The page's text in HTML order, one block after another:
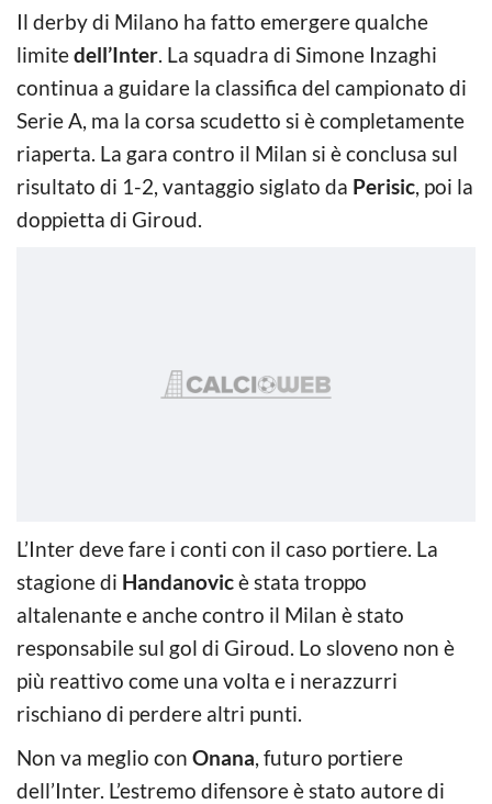
Il derby di Milano ha fatto emergere qualche
limitedell’Inter. La squadra di Simone Inzaghi
continua a guidare la classifica del campionato di
Serie A, ma la corsa scudetto si è completamente
riaperta. La gara contro il Milan si è conclusa sul
risultato di 1-2, vantaggio siglato da Perisic, poi la
doppietta di Giroud.
L’Inter deve fare i conti con il caso portiere. La
stagione di Handanovicè stata troppo
altalenante e anche contro il Milan è stato
responsabile sul gol di Giroud. Lo sloveno non è
più reattivo come una volta e i nerazzurri
rischiano di perdere altri punti.
Non va meglio con Onana, futuro portiere
dell’Inter. L’estremo difensore è stato autore di